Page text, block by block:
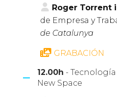
Roger Torrent
de Empresa y
de Catalunya
GRABACIÓN
12.00h -
New Space